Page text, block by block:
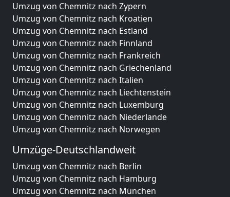
Umzug von Chemnitz nach Zypern
Umzug von Chemnitz nach Kroatien
Umzug von Chemnitz nach Estland
Umzug von Chemnitz nach Finnland
Umzug von Chemnitz nach Frankreich
Umzug von Chemnitz nach Griechenland
Umzug von Chemnitz nach Italien
Umzug von Chemnitz nach Liechtenstein
Umzug von Chemnitz nach Luxemburg
Umzug von Chemnitz nach Niederlande
Umzug von Chemnitz nach Norwegen
Umzüge-Deutschlandweit
Umzug von Chemnitz nach Berlin
Umzug von Chemnitz nach Hamburg
Umzug von Chemnitz nach München